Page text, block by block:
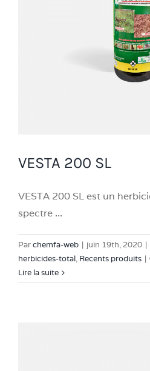
VESTA 200 SL
VESTA 200 SL est un
spectre ...
Parchemfa-web | juin 19th, 2020 |
herbicides-total, Recents produits |
Lire la suite